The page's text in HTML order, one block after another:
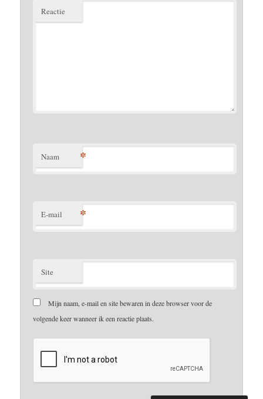
Reactie
Naam *
E-mail *
Site
Mijn naam, e-mail en site bewaren in deze browser voor de
volgende keer wanneer ik een reactie plaats.